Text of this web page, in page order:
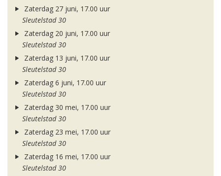
Zaterdag 27 juni, 17.00 uur
Sleutelstad 30
Zaterdag 20 juni, 17.00 uur
Sleutelstad 30
Zaterdag 13 juni, 17.00 uur
Sleutelstad 30
Zaterdag 6 juni, 17.00 uur
Sleutelstad 30
Zaterdag 30 mei, 17.00 uur
Sleutelstad 30
Zaterdag 23 mei, 17.00 uur
Sleutelstad 30
Zaterdag 16 mei, 17.00 uur
Sleutelstad 30